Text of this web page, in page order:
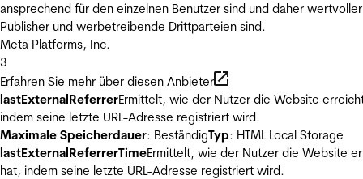
ansprechend für den einzelnen Benutzer sind und daher
Publisher und werbetreibende Drittparteien sind.
Meta Platforms, Inc.
3
Erfahren Sie mehr über diesen Anbieter
lastExternalReferrerErmittelt, wie der Nutzer die Website
indem seine letzte URL-Adresse registriert wird.
Maximale Speicherdauer: BeständigTyp: HTML Local Storage
lastExternalReferrerTimeErmittelt, wie der Nutzer die Website
hat, indem seine letzte URL-Adresse registriert wird.